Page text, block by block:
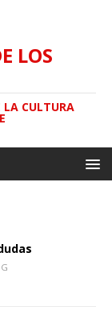
LOS
LA CULTURA